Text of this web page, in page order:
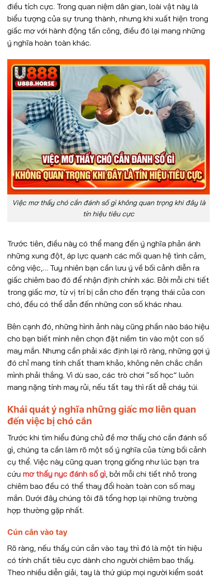
điều tích cực. Trong quan niệm dân gian, loài vật này là
biểu tượng của sự trung thành, nhưng khi xuất hiện trong
giấc mơ với hành động tấn công, điều đó lại mang những
ý nghĩa hoàn toàn khác.
Việc mơ thấy chó cắn đánh số gì không quan trọng khi đây là
tín hiệu tiêu cực
Trước tiên, điều này có thể mang đến ý nghĩa phản ánh
những xung đột, áp lực quanh các mối quan hệ tình cảm,
công việc,… Tuy nhiên bạn cần lưu ý về bối cảnh diễn ra
giấc chiêm bao đó để nhận định chính xác. Bởi mỗi chi tiết
trong giấc mơ, từ vị trí bị cắn cho đến trạng thái của con
chó, đều có thể dẫn đến những con số khác nhau.
Bên cạnh đó, những hình ảnh này cũng phần nào báo hiệu
cho bạn biết mình nên chọn đặt niềm tin vào một con số
may mắn. Nhưng cần phải xác định lại rõ ràng, những gợi ý
đó chỉ mang tính chất tham khảo, không nên chắc chắn
mình phải thắng. Vì dù sao, các trò chơi “số học” luôn
mang nặng tính may rủi, nếu tất tay thì rất dễ cháy túi.
Khái quát ý nghĩa những giấc mơ liên quan
đến việc bị chó cắn
Trước khi tìm hiểu đúng chủ đề mơ thấy chó cắn đánh số
gì, chúng ta cần làm rõ một số ý nghĩa của từng bối cảnh
cụ thể. Việc này cũng quan trọng giống như lúc bạn tra
cứu mơ thấy nyc đánh số gì , bởi mỗi chi tiết nhỏ trong
chiêm bao đều có thể thay đổi hoàn toàn con số may
mắn. Dưới đây chúng tôi đã tổng hợp lại những trường
hợp thường gặp nhất.
Cún cắn vào tay
Rõ ràng, nếu thấy cún cắn vào tay thì đó là một tín hiệu
có tính chất tiêu cực dành cho người chiêm bao thấy.
Theo nhiều diễn giải, tay là thứ giúp mọi người kiểm soát